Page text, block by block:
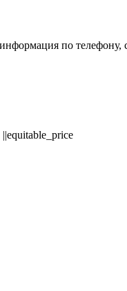
информация по